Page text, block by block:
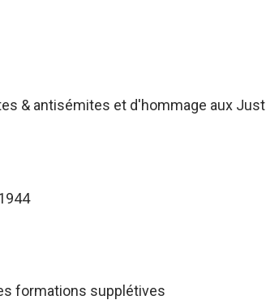
& antisémites et d'hommage aux
formations supplétives